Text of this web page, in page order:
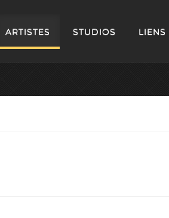
ARTISTES STUDIOS LIENS